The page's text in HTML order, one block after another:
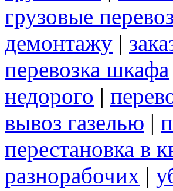
грузовые
демонтажу |
перевозка шкафа
недорого |
вывоз газелью |
перестановка в
разнорабочих |